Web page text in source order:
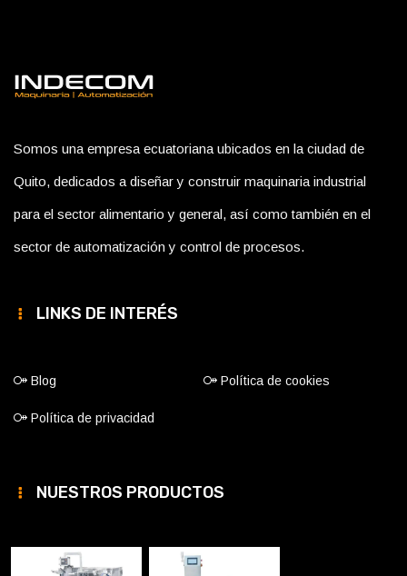
Somos una empresa ecuatoriana ubicados en la ciudad de
Quito, dedicados a diseñar y construir maquinaria industrial
para el sector alimentario y general, así como también en el
sector de automatización y control de procesos.
LINKS DE INTERÉS
Blog Política de cookies
Política de privacidad
NUESTROS PRODUCTOS